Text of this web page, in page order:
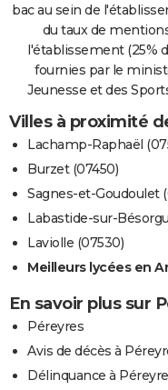
bac au sein de
du taux de
l'établissement (25%
fournies par le
Jeunesse et des
Villes à proximité
Lachamp-Raphaël
Burzet (07450)
Sagnes-et-Goudoulet
Labastide-sur-
Laviolle (07530)
Meilleurs lycées en
En savoir plus sur
Péreyres
Avis de décès à
Délinquance à